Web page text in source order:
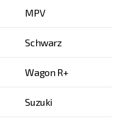
MPV
Schwarz
Wagon R+
Suzuki